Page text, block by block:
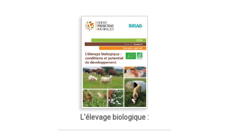
L'élevage biologique :